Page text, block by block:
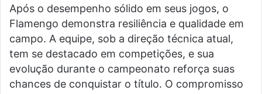
Após o desempenho sólido em seus jogos, o
Flamengo demonstra resiliência e qualidade em
campo. A equipe, sob a direção técnica atual,
tem se destacado em competições, e sua
evolução durante o campeonato reforça suas
chances de conquistar o título. O compromisso